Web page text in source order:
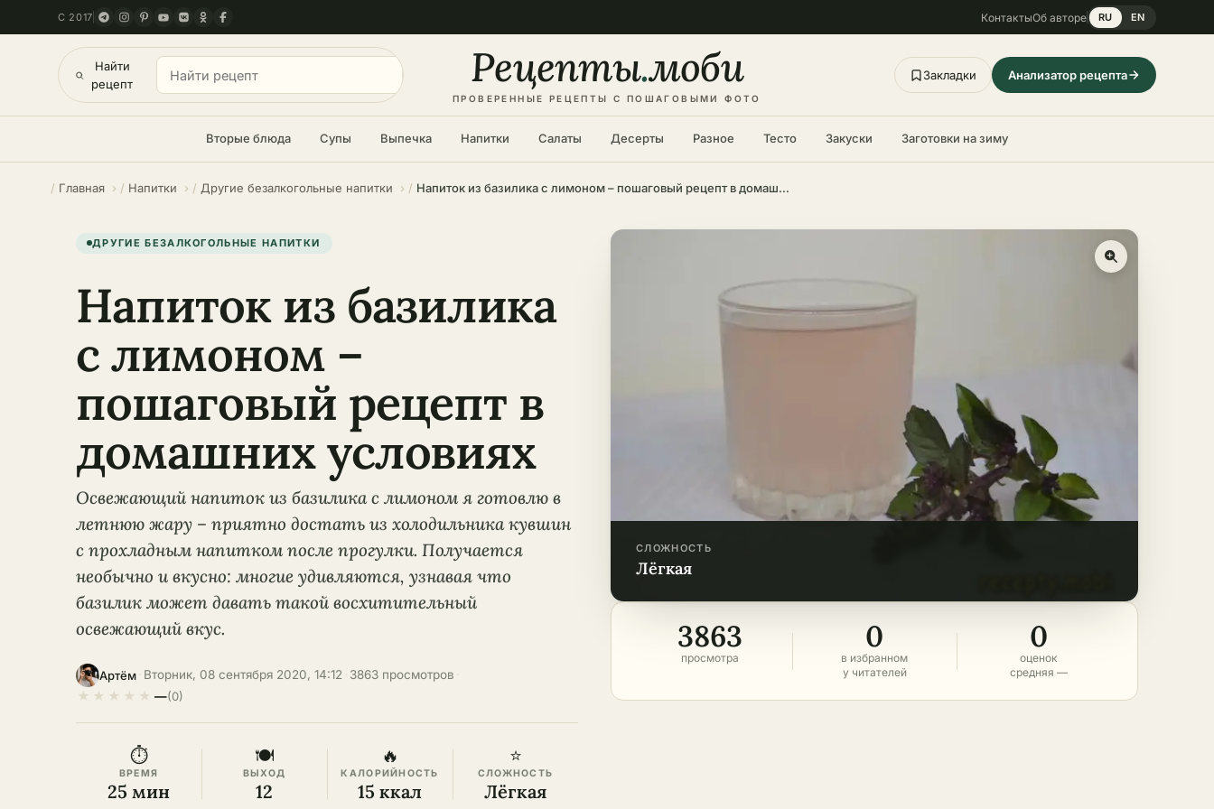
С 2017 КонтактыОб авторе RU EN
Найти
рецепт
Рецепты.моби
ПРОВЕРЕННЫЕ РЕЦЕПТЫ С ПОШАГОВЫМИ ФОТО
Закладки Анализатор рецепта
Вторые блюда Супы Выпечка Напитки Салаты Десерты Разное Тесто Закуски Заготовки на зиму
Главная Напитки Другие безалкогольные напитки Напиток из базилика с лимоном – пошаговый рецепт в домашних условиях
СЛОЖНОСТЬ
лёгкая
3863
просмотра
0
в избранном
у читателей
0
оценок
средняя —
ДРУГИЕ БЕЗАЛКОГОЛЬНЫЕ НАПИТКИ
Напиток из базилика
с лимоном –
пошаговый рецепт в
домашних условиях
Освежающий напиток из базилика с лимоном я готовлю в
летнюю жару – приятно достать из холодильника кувшин
с прохладным напитком после прогулки. Получается
необычно и вкусно: многие удивляются, узнавая что
базилик может давать такой восхитительный
освежающий вкус.
Артём Вторник, 08 сентября 2020, 14:12 3863 просмотров
★ ★ ★ ★ ★ —(0)
⏱
ВРЕМЯ
25 мин
🍽
ВЫХОД
12
🔥
КАЛОРИЙНОСТЬ
15 ккал
⭐
СЛОЖНОСТЬ
Лёгкая